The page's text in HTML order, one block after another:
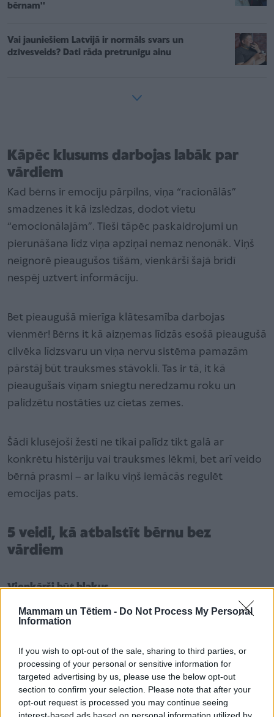
Mammam un Tētiem - Do Not Process My Personal
Information
If you wish to opt-out of the sale, sharing to third parties, or
processing of your personal or sensitive information for
targeted advertising by us, please use the below opt-out
section to confirm your selection. Please note that after your
opt-out request is processed you may continue seeing
bērnam''
Vai jauniešiem Latvijā ir normāls svars un
dzīvesveids? Dati rāda pretrunīgu ainu
Kāpēc klusums darbojas labāk par
vārdiem
Kad bērns ir emociju pārpilns, viņa “racionālās”
smadzenes it kā izslēdzas, dodot vietu
“emocionālajām”. Tieši tāpēc paskaidrojumi un
pierunāšana līdz viņa apziņai nemaz nenonāk. Viņš
neignorē pieaugušos tīšām, vienkārši šajā brīdī
nespēj uztvert informāciju.
Bet pieaugušā mierīga klātesamība darbojas
vienmēr! Bērns it kā aizņemas līdzās esošā pieaugušā
cilvēka līdzsvaru un viņa nervu sistēma pamazām
pārstāj būt trauksmes stāvoklī. Tas ir tā, it kā
pieaugušais viņam sniegtu neredzamu roku un
palīdzētu nostāties uz cietas zemes.
Šādi klusējoši žesti ne tikai palīdz tikt galā ar
konkrētu histēriju vai trauksmes lēkmi, bet arī veido
bērnā prasmi – ar laiku viņš iemācās regulēt
emocijas pats.
5 veidi, kā atbalstīt bērnu bez
vārdiem
Vienkārši būt blakus
Ne vienmēr ir jāapskauj vai jārunā. Reizēm pietiek
apsēsties blakus uz dīvāna, pie gultas vai pat pie
drošības sajūtu. Bērnam tas ir svarīgs signāls: “Mani
neatstāja vienu ar manām emocijām un vecāks
vienmēr ir gatavs palīdzēt tikt ar tām galā.”